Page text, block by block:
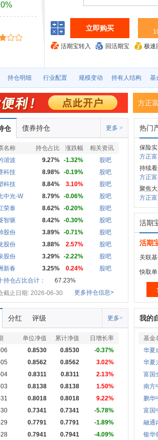
立即购买
活期宝转入 回活期宝 极速
持仓明细 行业配置 规模变动 持有人结构 基
方正
仓 债券持仓 更多 >
名称 持仓占比 涨跌幅
相关资讯
谐波
9.27% -1.32%
股吧
科技
8.98% -0.19%
股吧
科技
8.84% 3.10%
股吧
中光-W
8.79% -0.06%
股吧
荣泰
8.62% -0.20%
股吧
智驱
8.42% -0.30%
股吧
股份
3.89% -0.71%
股吧
股份
3.88% 2.57%
股吧
股份
3.29% -2.22%
股吧
新春
3.25% 0.24%
股吧
持仓占比合计：
67.23%
截止日期: 2026-06-30
更多持仓信息>
热门
保险
方正
持续
方正
聚焦
方正
活期
活期
关联
快取
分红 评级 更多>
单位净值 累计净值
日增长率
0.8530 0.8530
-0.37%
0.8562 0.8562
3.02%
0.8311 0.8311
2.13%
0.8138 0.8138
1.50%
0.8018 0.8018
9.22%
0.7341 0.7341
-5.78%
0.7791 0.7791
-1.89%
0.7941 0.7941
-4.09%
我的
基金
华夏
华夏
富国
南方
鹏华
富国
融通
银华